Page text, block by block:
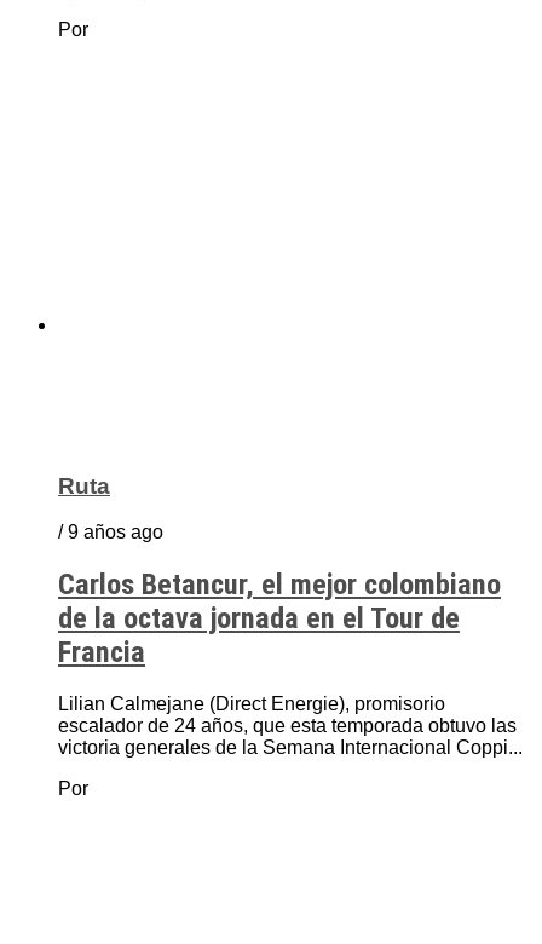
Por
Ruta
/ 9 años ago
Carlos Betancur, el mejor colombiano
de la octava jornada en el Tour de
Francia
Lilian Calmejane (Direct Energie), promisorio
escalador de 24 años, que esta temporada obtuvo las
victoria generales de la Semana Internacional Coppi...
Por